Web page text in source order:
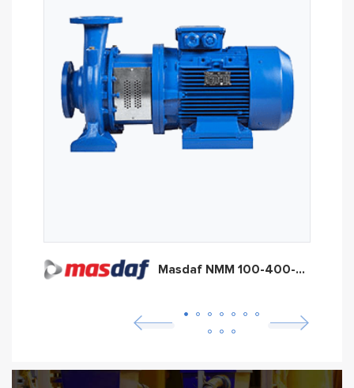
Masdaf NMM 100-400-366